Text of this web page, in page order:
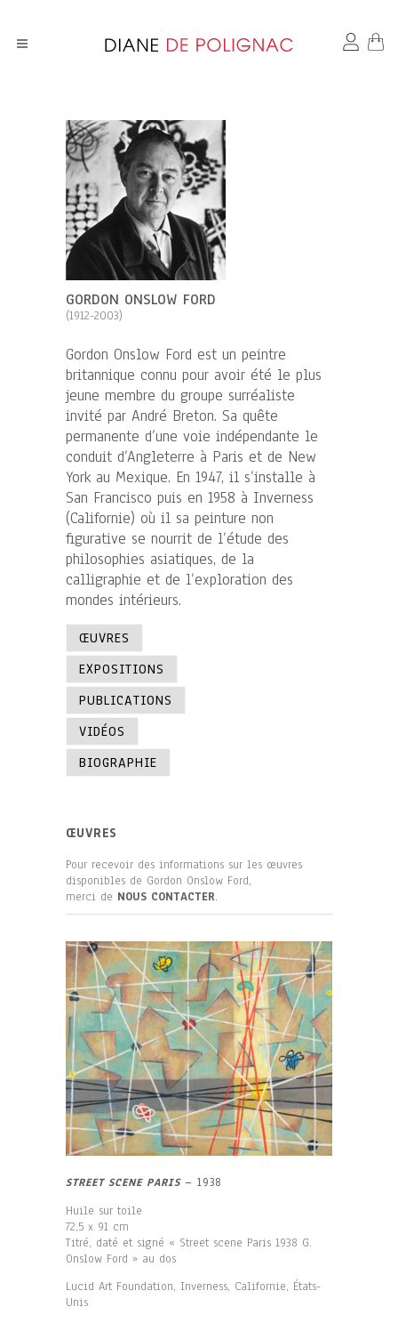
GORDON ONSLOW FORD
(1912-2003)
Gordon Onslow Ford est un peintre
britannique connu pour avoir été le plus
jeune membre du groupe surréaliste
invité par André Breton. Sa quête
permanente d’une voie indépendante le
conduit d’Angleterre à Paris et de New
York au Mexique. En 1947, il s’installe à
San Francisco puis en 1958 à Inverness
(Californie) où il sa peinture non
figurative se nourrit de l’étude des
philosophies asiatiques, de la
calligraphie et de l’exploration des
mondes intérieurs.
ŒUVRES
EXPOSITIONS
PUBLICATIONS
VIDÉOS
BIOGRAPHIE
ŒUVRES
Pour recevoir des informations sur les œuvres
disponibles de Gordon Onslow Ford,
merci de NOUS CONTACTER.
STREET SCENE PARIS– 1938
Huile sur toile
72,5 x 91 cm
Titré, daté et signé « Street scene Paris 1938 G.
Onslow Ford » au dos
Lucid Art Foundation, Inverness, Californie, États-
Unis